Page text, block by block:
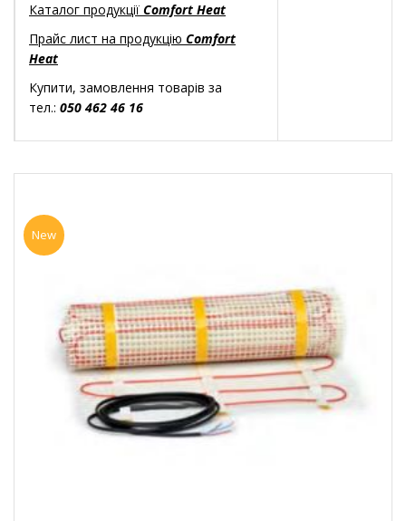
Каталог продукції Comfort Heat
Прайс лист на продукцію Comfort
Heat
Купити, замовлення товарів за
тел.: 050 462 46 16
New